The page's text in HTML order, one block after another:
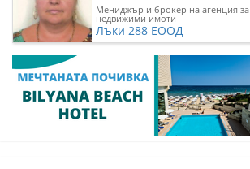
Мениджър и брокер на агенция за
недвижими имоти
Лъки 288 ЕООД